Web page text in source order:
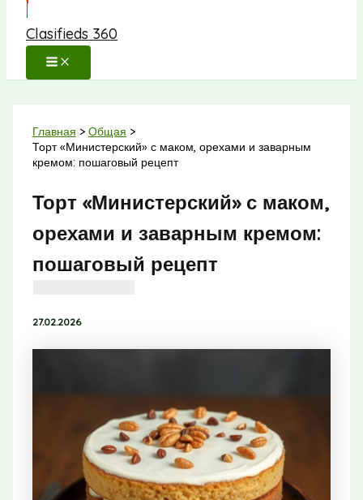
Clasifieds 360
Главная
Общая
Торт «Министерский» с маком, орехами и заварным
кремом: пошаговый рецепт
Торт «Министерский» с маком,
орехами и заварным кремом:
пошаговый рецепт
27.02.2026